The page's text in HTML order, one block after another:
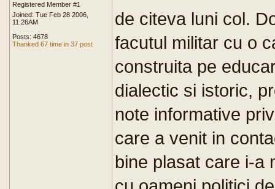
Registered Member #1
Joined: Tue Feb 28 2006,
11:26AM
Posts: 4678
Thanked 67 time in 37 post
de citeva luni col.
facutul militar cu o
construita pe
dialectic si istoric,
note informative
care a venit in
bine plasat care i-a